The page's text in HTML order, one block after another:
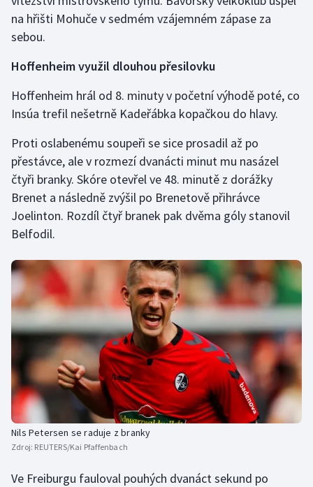
na hřišti Mohuče v sedmém vzájemném zápase za
sebou.
Hoffenheim využil dlouhou přesilovku
Hoffenheim hrál od 8. minuty v početní výhodě poté, co
Insúa trefil nešetrně Kadeřábka kopačkou do hlavy.
Proti oslabenému soupeři se sice prosadil až po
přestávce, ale v rozmezí dvanácti minut mu nasázel
čtyři branky. Skóre otevřel ve 48. minutě z dorážky
Brenet a následně zvýšil po Brenetově přihrávce
Joelinton. Rozdíl čtyř branek pak dvěma góly stanovil
Belfodil.
Nils Petersen se raduje z branky
Zdroj: REUTERS/Kai Pfaffenbach
Ve Freiburgu fauloval pouhých dvanáct sekund po